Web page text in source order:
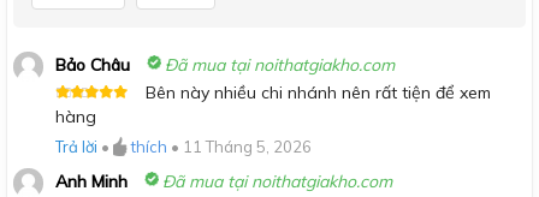
Bảo Châu Đã mua tại noithatgiakho.com
Được xếp
hạng5
sao
Bên này nhiều chi nhánh nên rất tiện để xem
hàng
Trả lời • thích • 11 Tháng 5, 2026
Anh Minh Đã mua tại noithatgiakho.com